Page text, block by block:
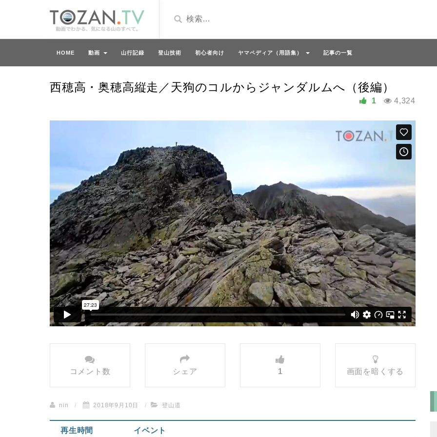
HOME 動画 山行記録 登山技術 初心者向け ヤマペディア（用語集） 記事の一覧
西穂高・奥穂高縦走／天狗のコルからジャンダルムへ（後編）
4,324
1
コメント数 シェア 1 画面を暗くする
nin / 2018年9月10日 / 登山道
再生時間 イベント